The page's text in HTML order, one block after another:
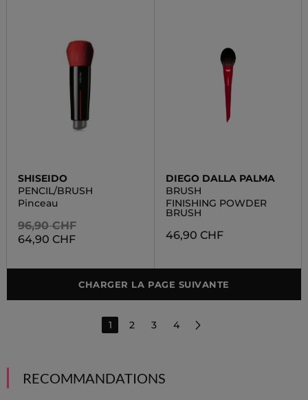
SHISEIDO
PENCIL/BRUSH
Pinceau
96,90 CHF
64,90 CHF
DIEGO DALLA PALMA
BRUSH
FINISHING POWDER
BRUSH
46,90 CHF
CHARGER LA PAGE SUIVANTE
1 2 3 4
RECOMMANDATIONS